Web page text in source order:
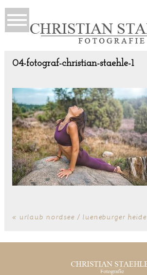
04-fotograf-christian-staehle-1
« urlaub nordsee / lueneburger heide